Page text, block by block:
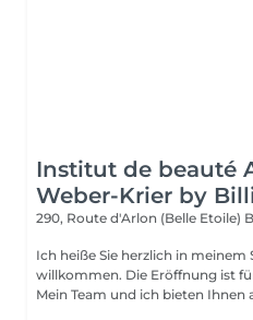
Institut de beauté
Weber-Krier by
290, Route d'Arlon (Belle Etoile)
Ich heiße Sie herzlich in
willkommen. Die Eröffnung ist
Mein Team und ich bieten Ihnen